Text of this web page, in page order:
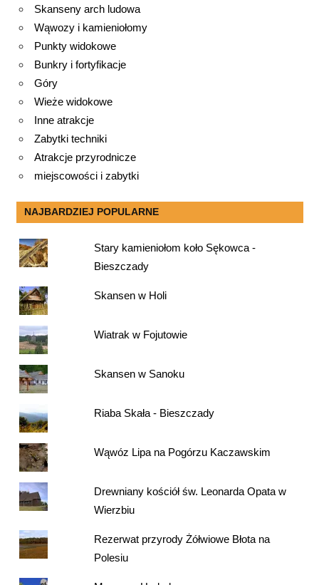
Skanseny arch ludowa
Wąwozy i kamieniołomy
Punkty widokowe
Bunkry i fortyfikacje
Góry
Wieże widokowe
Inne atrakcje
Zabytki techniki
Atrakcje przyrodnicze
miejscowości i zabytki
NAJBARDZIEJ POPULARNE
Stary kamieniołom koło Sękowca -
Bieszczady
Skansen w Holi
Wiatrak w Fojutowie
Skansen w Sanoku
Riaba Skała - Bieszczady
Wąwóz Lipa na Pogórzu Kaczawskim
Drewniany kościół św. Leonarda Opata w
Wierzbiu
Rezerwat przyrody Żółwiowe Błota na
Polesiu